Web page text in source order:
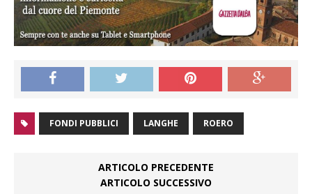
FONDI PUBBLICI LANGHE ROERO
ARTICOLO PRECEDENTE
ARTICOLO SUCCESSIVO